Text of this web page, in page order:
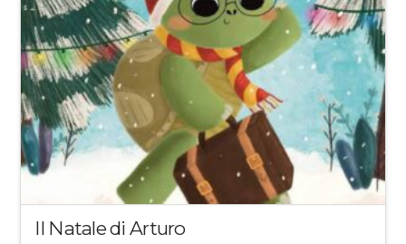
Il Natale di Arturo